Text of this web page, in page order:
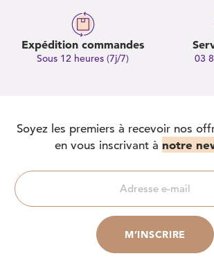
Expédition commandes
Sous 12 heures (7j/7) 03
Soyez les premiers à recevoir nos
en vous inscrivant à notre